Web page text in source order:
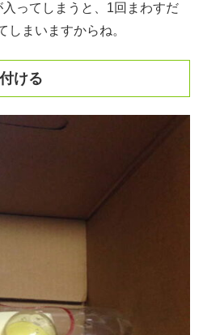
ってしまうと、1回まわすだ
しまいますからね。
ける